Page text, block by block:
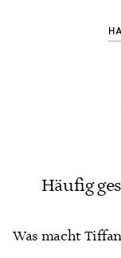
Häufig
Was macht